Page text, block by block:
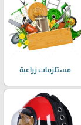
مستلزمات زراعية